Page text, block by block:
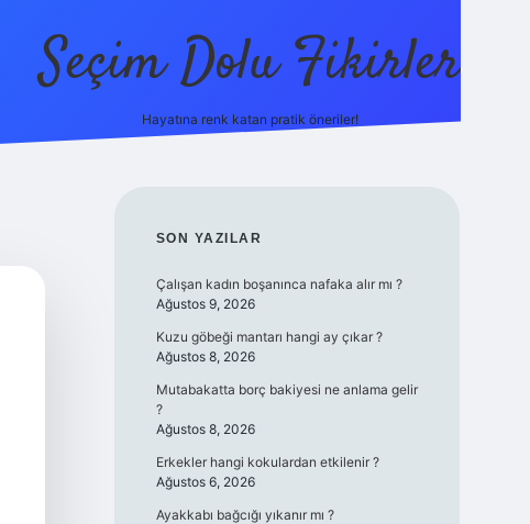
Seçim Dolu Fikirler
Hayatına renk katan pratik öneriler!
SIDEBAR
SON YAZILAR
Çalışan kadın boşanınca nafaka alır mı ?
Ağustos 9, 2026
Kuzu göbeği mantarı hangi ay çıkar ?
Ağustos 8, 2026
Mutabakatta borç bakiyesi ne anlama gelir
?
Ağustos 8, 2026
Erkekler hangi kokulardan etkilenir ?
Ağustos 6, 2026
Ayakkabı bağcığı yıkanır mı ?